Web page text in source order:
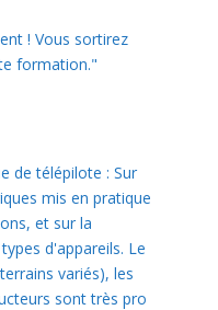
! Vous sortirez
formation."
de télépilote : Sur
mis en pratique
et sur la
d'appareils. Le
variés), les
sont très pro